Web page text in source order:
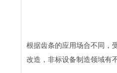
根据齿条的应用场合不同，
改造，非标设备制造领域有